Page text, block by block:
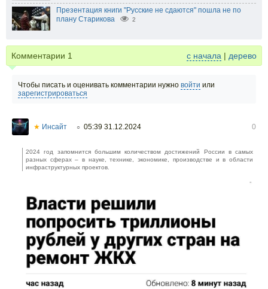
Презентация книги "Русские не сдаются" пошла не по
плану Старикова
2
Комментарии 1 с начала | дерево
Чтобы писать и оценивать комментарии нужно войти или
зарегистрироваться
★ Инсайт ○ 05:39 31.12.2024 0
2024 год запомнится большим количеством достижений России в самых
разных сферах – в науке, технике, экономике, производстве и в области
инфраструктурных проектов.